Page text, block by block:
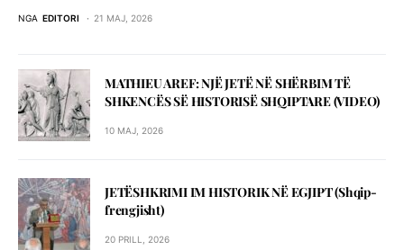
NGA EDITORI 21 MAJ, 2026
MATHIEU AREF: NJЁ JETЁ NЁ SHЁRBIM TЁ
SHKENCЁS SЁ HISTORISЁ SHQIPTARE (VIDEO)
10 MAJ, 2026
JETЁSHKRIMI IM HISTORIK NЁ EGJIPT (Shqip-
frengjisht)
20 PRILL, 2026